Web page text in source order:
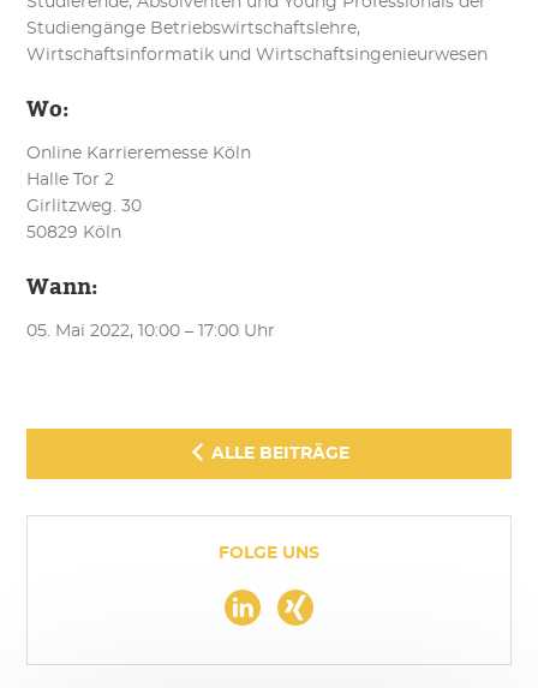
Studiengänge Betriebswirtschaftslehre,
Wirtschaftsinformatik und Wirtschaftsingenieurwesen
Wo:
Online Karrieremesse Köln
Halle Tor 2
Girlitzweg. 30
50829 Köln
Wann:
05. Mai 2022, 10:00 – 17:00 Uhr
ALLE BEITRÄGE
FOLGE UNS